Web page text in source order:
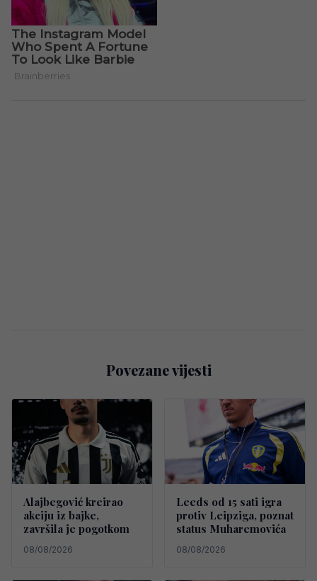
Povezane vijesti
Alajbegović kreirao
akciju iz bajke,
završila je pogotkom
08/08/2026
Leeds od 15 sati igra
protiv Leipziga, poznat
status Muharemovića
08/08/2026